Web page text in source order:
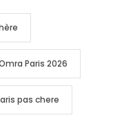
Paris 2026
pas chere